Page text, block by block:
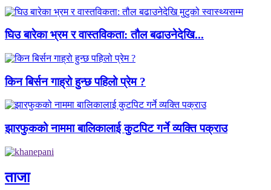
घिउ बारेका भ्रम र वास्तविकता: तौल बढाउनेदेखि...
किन बिर्सन गाह्रो हुन्छ पहिलो प्रेम ?
झारफुकको नाममा बालिकालाई कुटपिट गर्ने व्यक्ति पक्राउ
ताजा